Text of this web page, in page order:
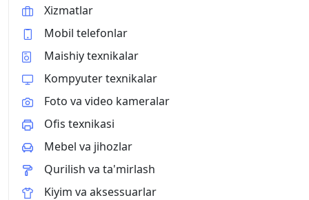
Xizmatlar
Mobil telefonlar
Maishiy texnikalar
Kompyuter texnikalar
Foto va video kameralar
Ofis texnikasi
Mebel va jihozlar
Qurilish va ta'mirlash
Kiyim va aksessuarlar